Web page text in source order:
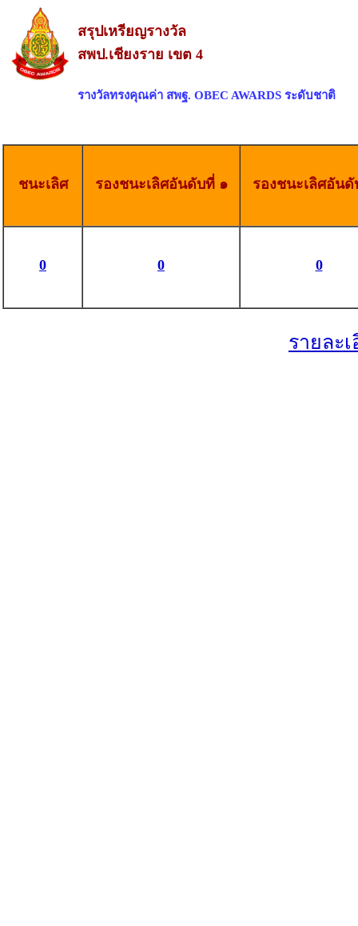
สรุปเหรียญรางวัล
สพป.เชียงราย เขต 4
รางวัลทรงคุณค่า สพฐ. OBEC AWARDS ระดับชาติ
ชนะเลิศ รองชนะเลิศอันดับที่ ๑ รองชนะเลิศอัน
0 0 0
รายละ